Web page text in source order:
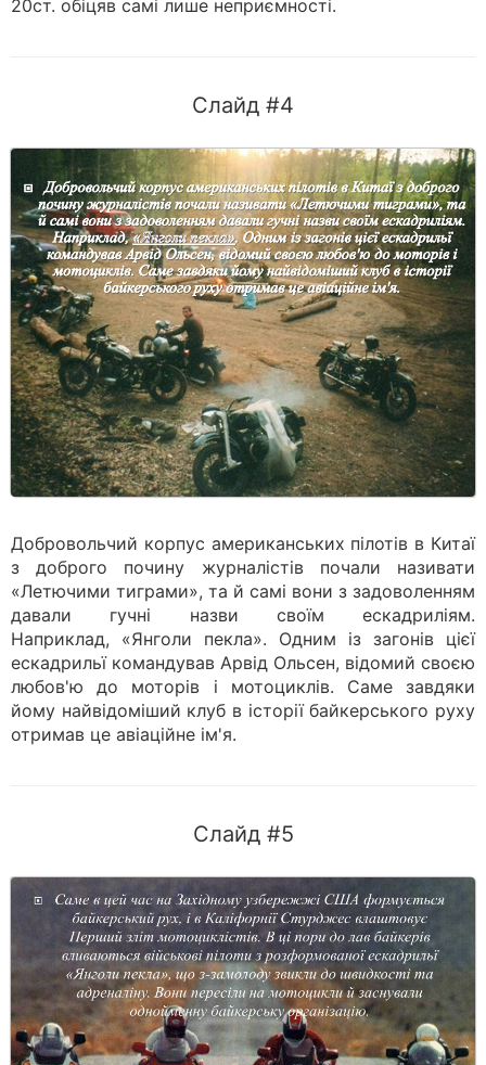
20ст. обіцяв самі лише неприємності.
Слайд #4
Добровольчий корпус американських пілотів в Китаї
з доброго почину журналістів почали називати
«Летючими тиграми», та й самі вони з задоволенням
давали гучні назви своїм ескадриліям.
Наприклад, «Янголи пекла». Одним із загонів цієї
ескадрильї командував Арвід Ольсен, відомий своєю
любов'ю до моторів і мотоциклів. Саме завдяки
йому найвідоміший клуб в історії байкерського руху
отримав це авіаційне ім'я.
Слайд #5